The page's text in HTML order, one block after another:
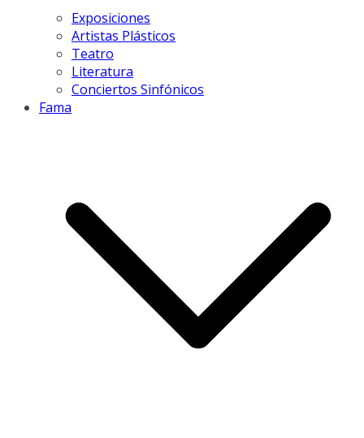
Exposiciones
Artistas Plásticos
Teatro
Literatura
Conciertos Sinfónicos
Fama